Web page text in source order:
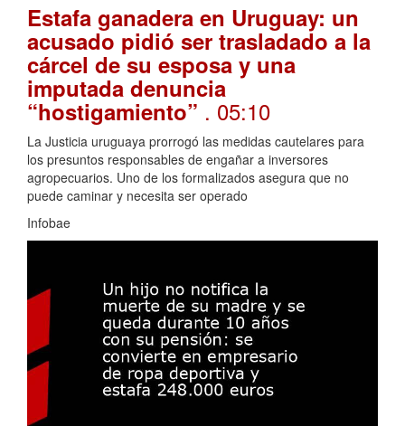
Estafa ganadera en Uruguay: un
acusado pidió ser trasladado a la
cárcel de su esposa y una
imputada denuncia
“hostigamiento” . 05:10
La Justicia uruguaya prorrogó las medidas cautelares para
los presuntos responsables de engañar a inversores
agropecuarios. Uno de los formalizados asegura que no
puede caminar y necesita ser operado
Infobae